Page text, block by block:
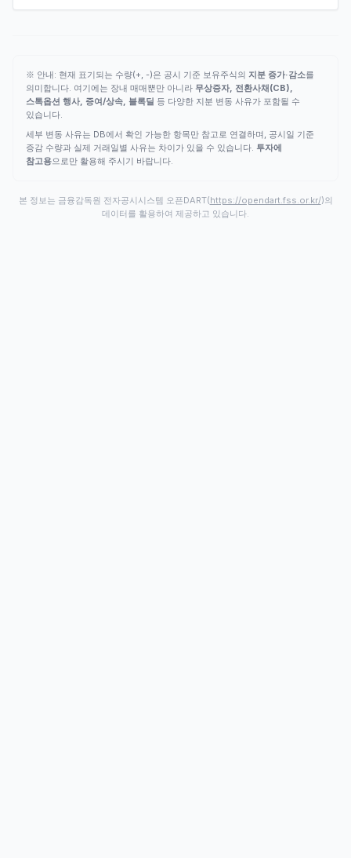
※ 안내: 현재 표기되는 수량(+, -)은 공시 기준 보유주식의 지분 증가·감소를
의미합니다. 여기에는 장내 매매뿐만 아니라 무상증자, 전환사채(CB),
스톡옵션 행사, 증여/상속, 블록딜 등 다양한 지분 변동 사유가 포함될 수
있습니다.
세부 변동 사유는 DB에서 확인 가능한 항목만 참고로 연결하며, 공시일 기준
증감 수량과 실제 거래일별 사유는 차이가 있을 수 있습니다. 투자에
참고용으로만 활용해 주시기 바랍니다.
본 정보는 금융감독원 전자공시시스템 오픈DART(https://opendart.fss.or.kr/)의
데이터를 활용하여 제공하고 있습니다.